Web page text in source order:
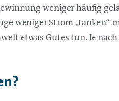
weniger häufig
weniger Strom „tanken“
etwas Gutes tun. Je